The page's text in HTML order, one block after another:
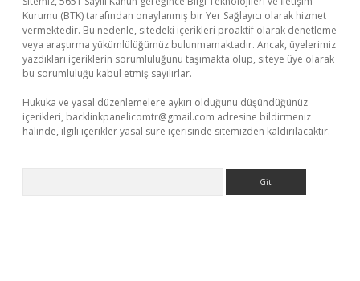
Kurumu (BTK) tarafından onaylanmış bir Yer Sağlayıcı olarak hizmet
vermektedir. Bu nedenle, sitedeki içerikleri proaktif olarak denetleme
veya araştırma yükümlülüğümüz bulunmamaktadır. Ancak, üyelerimiz
yazdıkları içeriklerin sorumluluğunu taşımakta olup, siteye üye olarak
bu sorumluluğu kabul etmiş sayılırlar.
Hukuka ve yasal düzenlemelere aykırı olduğunu düşündüğünüz
içerikleri, backlinkpanelicomtr@gmail.com adresine bildirmeniz
halinde, ilgili içerikler yasal süre içerisinde sitemizden kaldırılacaktır.